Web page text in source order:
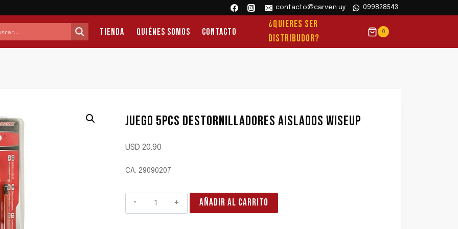
contacto@carven.uy 099828543
Tienda Quiénes Somos Contacto
¿QUIERES SER
DISTRIBUDOR?
0
JUEGO 5PCS DESTORNILLADORES AISLADOS WISEUP
USD20.90
CA: 29090207
JUEGO
5PCS
AÑADIR AL CARRITO